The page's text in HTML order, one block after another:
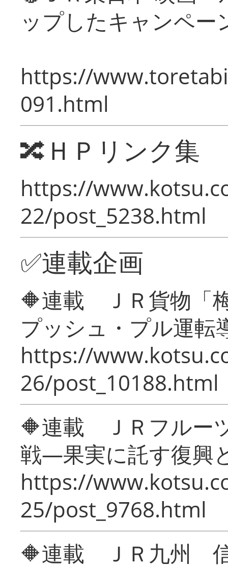
ップしたキャンペー
https://
091.html
🔀ＨＰリンク集
https://
22/post_5238.html
✅連載企画
🔶連載 ＪＲ貨物「
プッシュ・プル運転
https://
26/post_10188.html
🔶連載 ＪＲフルー
戦―果実に託す復興
https://
25/post_9768.html
🔶連載 ＪＲ九州 信